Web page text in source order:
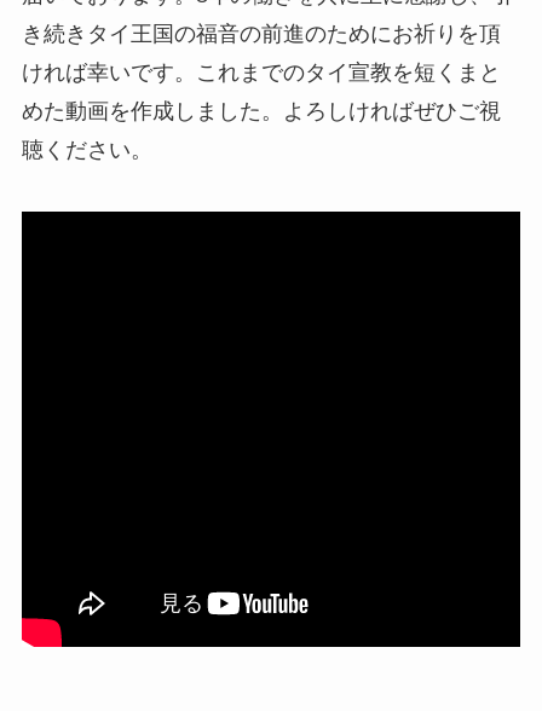
き続きタイ王国の福音の前進のためにお祈りを頂
ければ幸いです。これまでのタイ宣教を短くまと
めた動画を作成しました。よろしければぜひご視
聴ください。